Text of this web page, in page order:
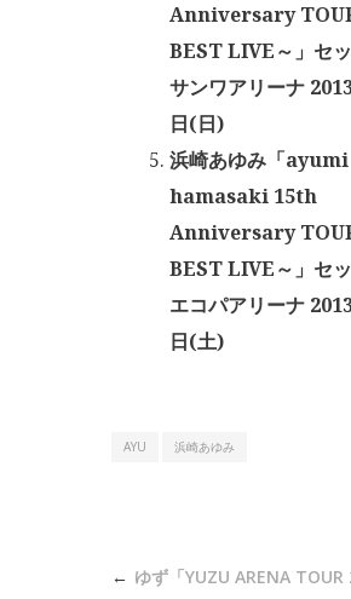
Anniversary
BEST LIVE～」セ
サンワアリーナ
日(日)
浜崎あゆみ「ayumi
hamasaki 15th
Anniversary
BEST LIVE～」セ
エコパアリーナ
日(土)
AYU 浜崎あゆみ
ゆず「YUZU ARENA TOUR